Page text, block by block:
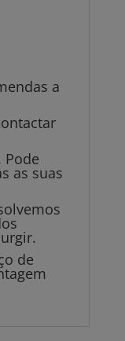
a
as suas
de